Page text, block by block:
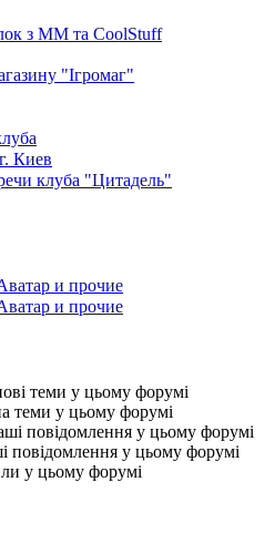
з ММ та CoolStuff
"Ігромаг"
Киев
клуба "Цитадель"
и прочие
и прочие
теми у цьому форумі
теми у цьому форумі
повідомлення у цьому форумі
повідомлення у цьому форумі
у цьому форумі